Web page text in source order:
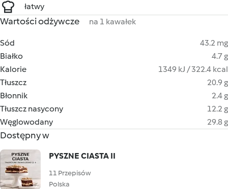
łatwy
Wartości odżywcze na 1 kawałek
Sód
43.2 mg
Białko
4.7 g
Kalorie
1349 kJ / 322.4 kcal
Tłuszcz
20.9 g
Błonnik
2.4 g
Tłuszcz nasycony
12.2 g
Węglowodany
29.8 g
Dostępny w
PYSZNE CIASTA II
11 Przepisów
Polska